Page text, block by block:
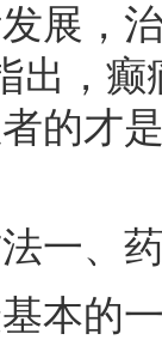
展，
出，
的才
一、
本的